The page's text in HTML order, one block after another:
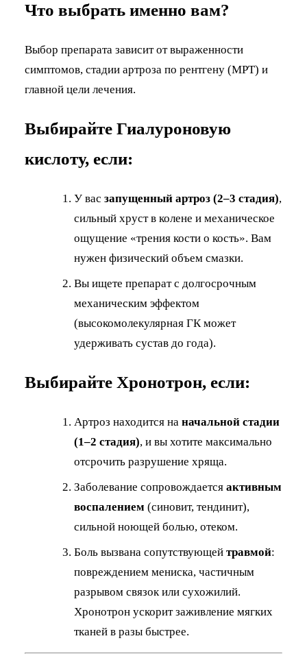
Что выбрать именно вам?
Выбор препарата зависит от выраженности
симптомов, стадии артроза по рентгену (МРТ) и
главной цели лечения.
Выбирайте Гиалуроновую
кислоту, если:
У вас запущенный артроз (2–3 стадия),
сильный хруст в колене и механическое
ощущение «трения кости о кость». Вам
нужен физический объем смазки.
Вы ищете препарат с долгосрочным
механическим эффектом
(высокомолекулярная ГК может
удерживать сустав до года).
Выбирайте Хронотрон, если:
Артроз находится на начальной стадии
(1–2 стадия), и вы хотите максимально
отсрочить разрушение хряща.
Заболевание сопровождается активным
воспалением (синовит, тендинит),
сильной ноющей болью, отеком.
Боль вызвана сопутствующей травмой:
повреждением мениска, частичным
разрывом связок или сухожилий.
Хронотрон ускорит заживление мягких
тканей в разы быстрее.